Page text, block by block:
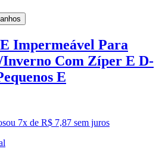
Impermeável Para
Inverno Com Zíper E D-
E
ou 7x de R$ 7,87 sem juros